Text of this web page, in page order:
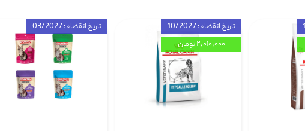
تاریخ انقضاء : 03/2027
تاریخ انقضاء : 10/2027
۲,۰۱۰,۰۰۰ تومان